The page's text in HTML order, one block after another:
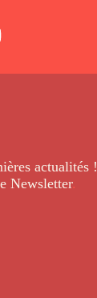
actualités !
Newsletter.